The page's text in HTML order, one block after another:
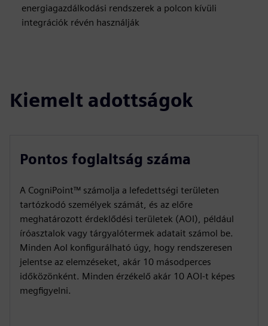
energiagazdálkodási rendszerek a polcon kívüli
integrációk révén használják
Kiemelt adottságok
Pontos foglaltság száma
A CogniPoint™ számolja a lefedettségi területen
tartózkodó személyek számát, és az előre
meghatározott érdeklődési területek (AOI), például
íróasztalok vagy tárgyalótermek adatait számol be.
Minden AoI konfigurálható úgy, hogy rendszeresen
jelentse az elemzéseket, akár 10 másodperces
időközönként. Minden érzékelő akár 10 AOI-t képes
megfigyelni.